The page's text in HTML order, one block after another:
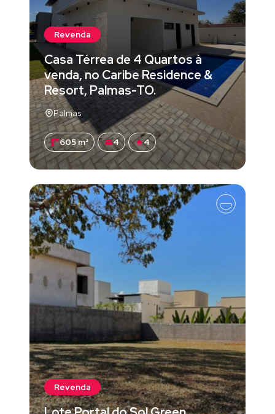
Revenda
Casa Térrea de 4 Quartos à
venda, no Caribe Residence &
Resort, Palmas-TO.
Palmas
605 m² 4 4
Revenda